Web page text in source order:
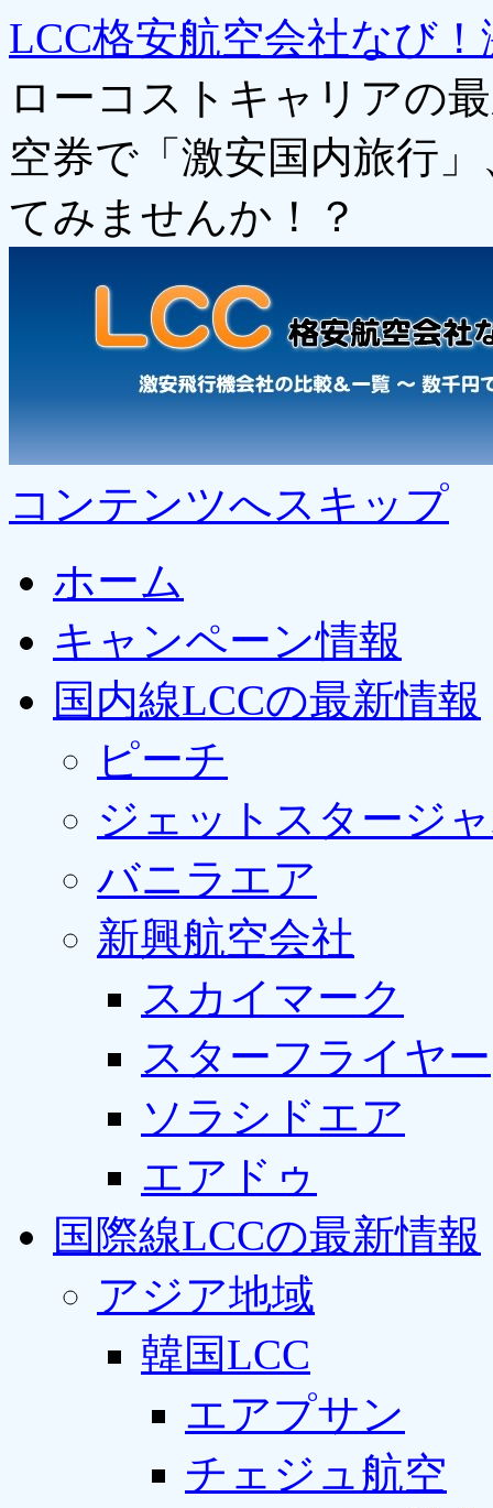
LCC格安航空会社なび
ローコストキャリアの
空券で「激安国内旅行
てみませんか！？
コンテンツへスキップ
ホーム
キャンペーン情報
国内線LCCの最新情報
ピーチ
ジェットスタージ
バニラエア
新興航空会社
スカイマーク
スターフライヤー
ソラシドエア
エアドゥ
国際線LCCの最新情報
アジア地域
韓国LCC
エアプサン
チェジュ航空